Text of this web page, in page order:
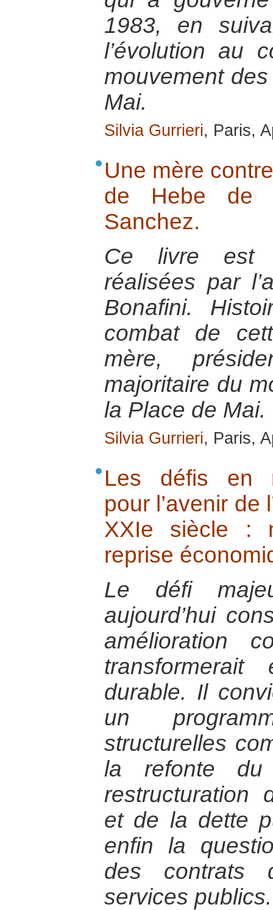
1983, en
l’évolution au
mouvement
Mai.
Silvia Gurrieri, Paris,
Une mère
de Hebe de
Sanchez.
Ce livre est
réalisées par
Bonafini.
combat de
mère,
majoritaire du
la Place de Mai.
Silvia Gurrieri, Paris,
Les défis en
pour l’avenir de
XXIe siècle :
reprise
Le défi
aujourd’hui
amélioration
durable. Il
un
structurelles
la refonte du
restructuration
et de la dette
enfin la
des contrats
services publics.